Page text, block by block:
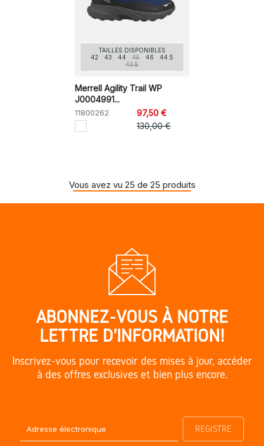
TAILLES DISPONIBLES
42
43 44 45 46
44.5
43.5
Merrell Agility Trail WP
J0004991...
11800262
97,50 €
130,00 €
Vous avez vu 25 de 25 produits
ABONNEZ-VOUS À NOTRE
LETTRE D'INFORMATION!
Inscrivez-vous pour recevoir des mises à jour, accéder
à des offres exclusives et bien plus encore.